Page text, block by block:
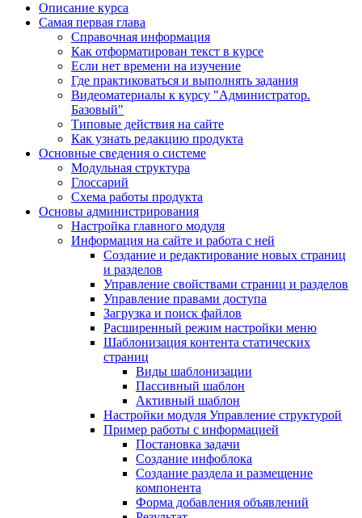
Описание курса
Самая первая глава
Справочная информация
Как отформатирован текст в курсе
Если нет времени на изучение
Где практиковаться и выполнять задания
Видеоматериалы к курсу "Администратор.
Базовый"
Типовые действия на сайте
Как узнать редакцию продукта
Основные сведения о системе
Модульная структура
Глоссарий
Схема работы продукта
Основы администрирования
Настройка главного модуля
Информация на сайте и работа с ней
Создание и редактирование новых страниц
и разделов
Управление свойствами страниц и разделов
Управление правами доступа
Загрузка и поиск файлов
Расширенный режим настройки меню
Шаблонизация контента статических
страниц
Виды шаблонизации
Пассивный шаблон
Активный шаблон
Настройки модуля Управление структурой
Пример работы с информацией
Постановка задачи
Создание инфоблока
Создание раздела и размещение
компонента
Форма добавления объявлений